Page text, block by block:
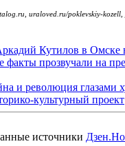
uraloved.ru/poklevskiy-kozell,
Кутилов в Омске
прозвучали на
и революция глазами
культурный проект
источники